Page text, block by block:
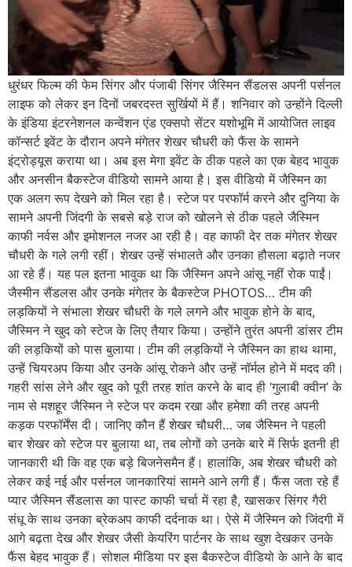
धुरंधर फिल्म की फेम सिंगर और पंजाबी सिंगर जैस्मिन सैंडलस अपनी पर्सनल
लाइफ को लेकर इन दिनों जबरदस्त सुर्खियों में हैं। शनिवार को उन्होंने दिल्ली
के इंडिया इंटरनेशनल कन्वेंशन एंड एक्सपो सेंटर यशोभूमि में आयोजित लाइव
कॉन्सर्ट इवेंट के दौरान अपने मंगेतर शेखर चौधरी को फैंस के सामने
इंट्रोड्यूस कराया था। अब इस मेगा इवेंट के ठीक पहले का एक बेहद भावुक
और अनसीन बैकस्टेज वीडियो सामने आया है। इस वीडियो में जैस्मिन का
एक अलग रूप देखने को मिल रहा है। स्टेज पर परफॉर्म करने और दुनिया के
सामने अपनी जिंदगी के सबसे बड़े राज को खोलने से ठीक पहले जैस्मिन
काफी नर्वस और इमोशनल नजर आ रही है। वह काफी देर तक मंगेतर शेखर
चौधरी के गले लगी रहीं। शेखर उन्हें संभालते और उनका हौसला बढ़ाते नजर
आ रहे हैं। यह पल इतना भावुक था कि जैस्मिन अपने आंसू नहीं रोक पाईं।
जैस्मीन सैंडलस और उनके मंगेतर के बैकस्टेज PHOTOS… टीम की
लड़कियों ने संभाला शेखर चौधरी के गले लगने और भावुक होने के बाद,
जैस्मिन ने खुद को स्टेज के लिए तैयार किया। उन्होंने तुरंत अपनी डांसर टीम
की लड़कियों को पास बुलाया। टीम की लड़कियों ने जैस्मिन का हाथ थामा,
उन्हें चियरअप किया और उनके आंसू रोकने और उन्हें नॉर्मल होने में मदद की।
गहरी सांस लेने और खुद को पूरी तरह शांत करने के बाद ही ‘गुलाबी क्वीन’ के
नाम से मशहूर जैस्मिन ने स्टेज पर कदम रखा और हमेशा की तरह अपनी
कड़क परफॉर्मेंस दी। जानिए कौन हैं शेखर चौधरी… जब जैस्मिन ने पहली
बार शेखर को स्टेज पर बुलाया था, तब लोगों को उनके बारे में सिर्फ इतनी ही
जानकारी थी कि वह एक बड़े बिजनेसमैन हैं। हालांकि, अब शेखर चौधरी को
लेकर कई नई और पर्सनल जानकारियां सामने आने लगी हैं। फैंस जता रहे हैं
प्यार जैस्मिन सैंडलास का पास्ट काफी चर्चा में रहा है, खासकर सिंगर गैरी
संधू के साथ उनका ब्रेकअप काफी दर्दनाक था। ऐसे में जैस्मिन को जिंदगी में
आगे बढ़ता देख और शेखर जैसी केयरिंग पार्टनर के साथ खुश देखकर उनके
फैंस बेहद भावुक हैं। सोशल मीडिया पर इस बैकस्टेज वीडियो के आने के बाद